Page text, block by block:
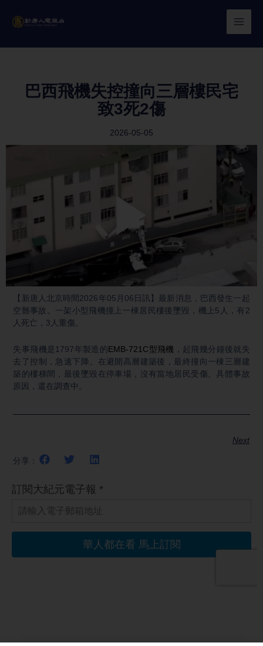
巴西飛機失控撞向三層樓民宅
致3死2傷
2026-05-05
Play
Video
【新唐人北京時間2026年05月06日訊】最新消息，巴西發生一起
空難事故。一架小型飛機撞上一棟居民樓後墜毀，機上5人，有2
人死亡，3人重傷。
失事飛機是1797年製造的EMB-721C型飛機
，起飛幾分鐘後就失
去了控制，急速下降。在避開高層建築後，最終撞向一棟三層建
築的樓梯間，最後墜毀在停車場，沒有當地居民受傷。具體事故
原因，還在調查中。
Next
分享：